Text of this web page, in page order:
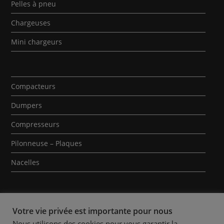
Pelles à pneu
Chargeuses
Mini chargeurs
Compacteurs
Dumpers
Compresseurs
Pilonneuse – Plaques
Nacelles
Votre vie privée est importante pour nous